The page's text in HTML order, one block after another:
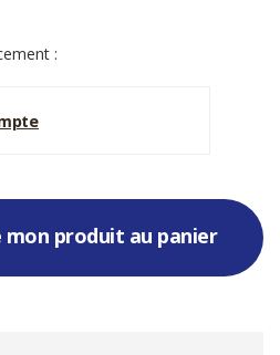
:
mon produit au panier